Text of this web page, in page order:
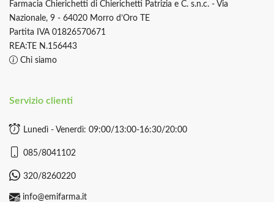
Farmacia Chierichetti di Chierichetti Patrizia e C. s.n.c. - Via
Nazionale, 9 - 64020 Morro d’Oro TE
Partita IVA 01826570671
REA:TE N.156443
Chi siamo
Servizio clienti
Lunedì - Venerdì: 09:00/13:00-16:30/20:00
085/8041102
320/8260220
info@emifarma.it